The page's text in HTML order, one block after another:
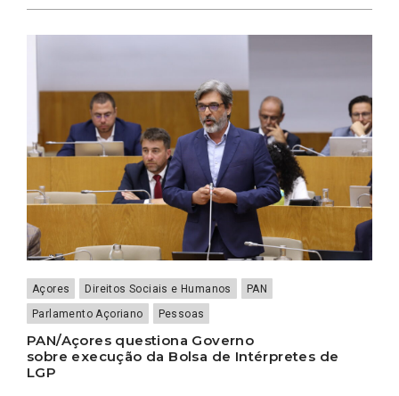
Açores Direitos Sociais e Humanos
PAN
Parlamento Açoriano
Pessoas
PAN/Açores questiona Governo
sobre execução da Bolsa de Intérpretes de
LGP